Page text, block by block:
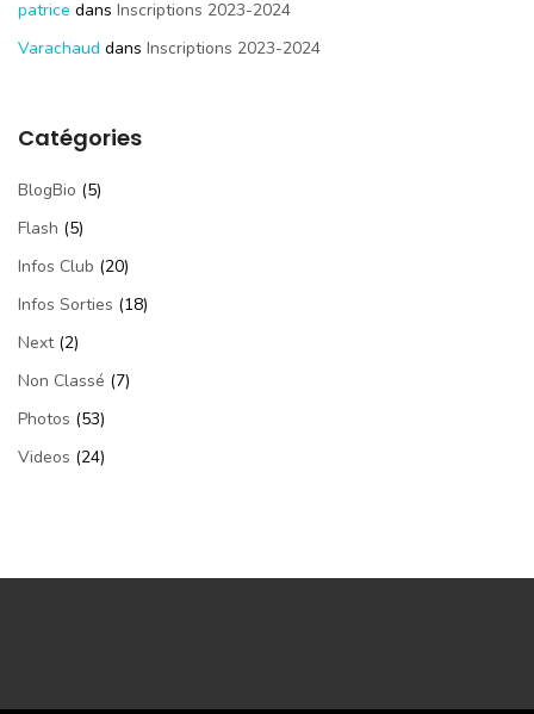
patrice dans Inscriptions 2023-2024
Varachaud dans Inscriptions 2023-2024
Catégories
BlogBio (5)
Flash (5)
Infos Club (20)
Infos Sorties (18)
Next(2)
Non Classé (7)
Photos (53)
Videos (24)